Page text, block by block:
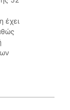
έχει